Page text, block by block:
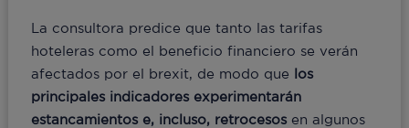
La consultora predice que tanto las tarifas
hoteleras como el beneficio financiero se verán
afectados por el brexit, de modo que los
principales indicadores experimentarán
estancamientos e, incluso, retrocesosen algunos